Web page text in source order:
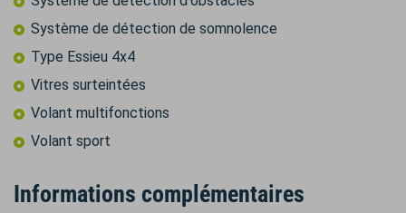
Système de détection de somnolence
Type Essieu 4x4
Vitres surteintées
Volant multifonctions
Volant sport
Informations complémentaires